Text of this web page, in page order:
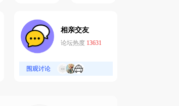
相亲交友
论坛热度 13631
围观讨论